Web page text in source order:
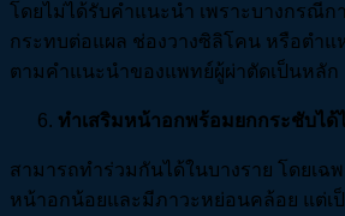
โดยไม่ได้รับคำแนะนำ เพราะบางกรณีก
กระทบต่อแผล ช่องวางซิลิโคน หรือตำแ
ตามคำแนะนำของแพทย์ผู้ผ่าตัดเป็นหลัก
ทำเสริมหน้าอกพร้อมยกกระชับได้
สามารถทำร่วมกันได้ในบางราย โดยเฉ
หน้าอกน้อยและมีภาวะหย่อนคล้อย แต่เ